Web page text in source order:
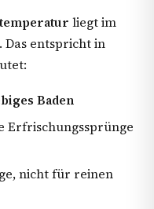
liegt im
. Das entspricht in
Baden
Erfrischungssprünge
nicht für reinen